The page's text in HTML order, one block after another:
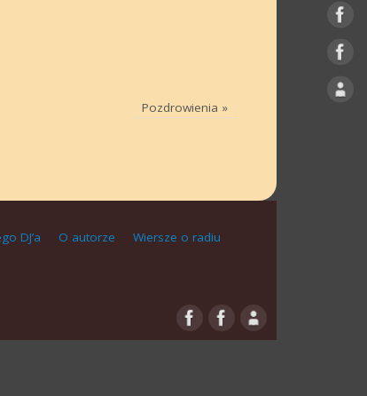
Pozdrowienia »
DJ’a O autorze
Wiersze o radiu